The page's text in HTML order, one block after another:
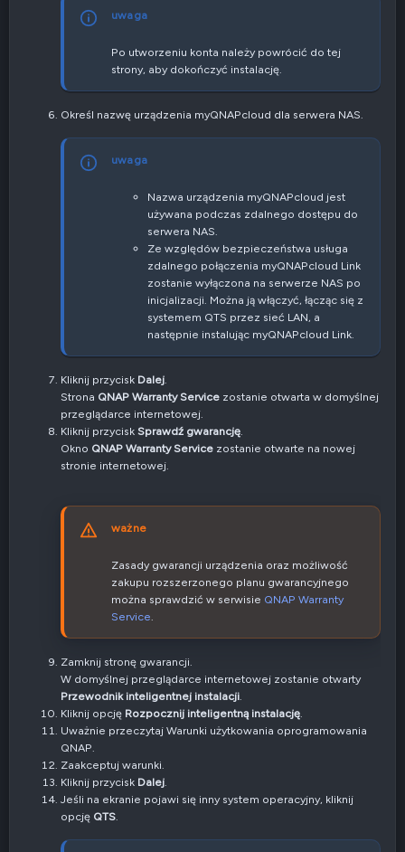
uwaga
Po utworzeniu konta należy powrócić do tej
strony, aby dokończyć instalację.
Określ nazwę urządzenia myQNAPcloud dla serwera NAS.
uwaga
Nazwa urządzenia myQNAPcloud jest
używana podczas zdalnego dostępu do
serwera NAS.
Ze względów bezpieczeństwa usługa
zdalnego połączenia myQNAPcloud Link
zostanie wyłączona na serwerze NAS po
inicjalizacji. Można ją włączyć, łącząc się z
systemem QTS przez sieć LAN, a
następnie instalując myQNAPcloud Link.
Kliknij przycisk Dalej.
Strona QNAP Warranty Service zostanie otwarta w domyślnej
przeglądarce internetowej.
Kliknij przycisk Sprawdź gwarancję.
Okno QNAP Warranty Service zostanie otwarte na nowej
stronie internetowej.
ważne
Zasady gwarancji urządzenia oraz możliwość
zakupu rozszerzonego planu gwarancyjnego
można sprawdzić w serwisie QNAP Warranty
Service.
Zamknij stronę gwarancji.
W domyślnej przeglądarce internetowej zostanie otwarty
Przewodnik inteligentnej instalacji.
Kliknij opcję Rozpocznij inteligentną instalację.
Uważnie przeczytaj Warunki użytkowania oprogramowania
QNAP.
Zaakceptuj warunki.
Kliknij przycisk Dalej.
Jeśli na ekranie pojawi się inny system operacyjny, kliknij
opcję QTS.